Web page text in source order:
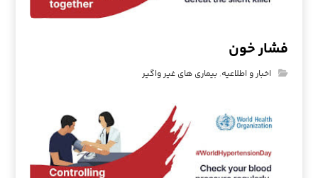
فشار خون
اخبار و اطلاعیه,بیماری های غیر واگیر